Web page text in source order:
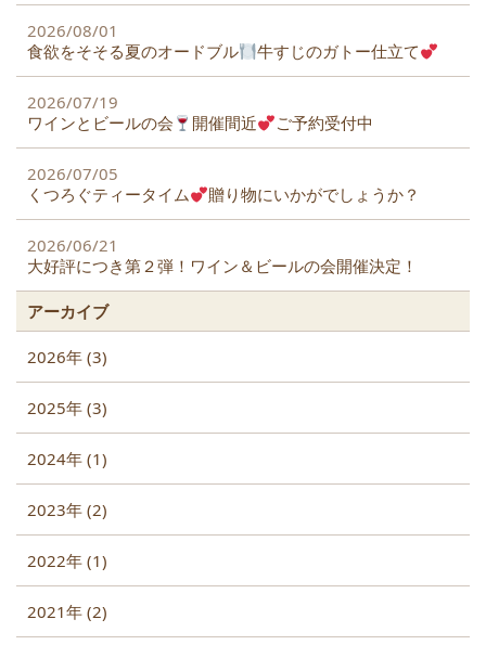
2026/08/01
食欲をそそる夏のオードブル
牛すじのガトー仕立て
2026/07/19
ワインとビールの会
開催間近 ご予約受付中
2026/07/05
くつろぐティータイム
贈り物にいかがでしょうか？
2026/06/21
大好評につき第２弾！ワイン＆ビールの会開催決定！
アーカイブ
2026年 (3)
2025年 (3)
2024年 (1)
2023年 (2)
2022年 (1)
2021年 (2)